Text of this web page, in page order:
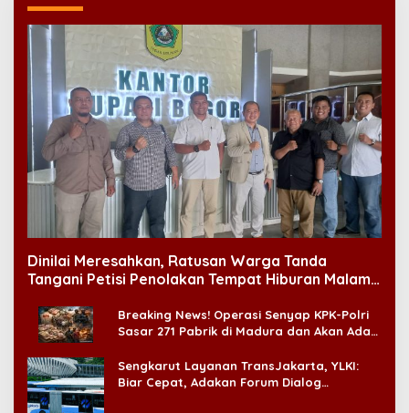
Dinilai Meresahkan, Ratusan Warga Tanda
Tangani Petisi Penolakan Tempat Hiburan Malam
Breaking News! Operasi Senyap KPK-Polri
Sasar 271 Pabrik di Madura dan Akan Ada
Sengkarut Layanan TransJakarta, YLKI:
Biar Cepat, Adakan Forum Dialog